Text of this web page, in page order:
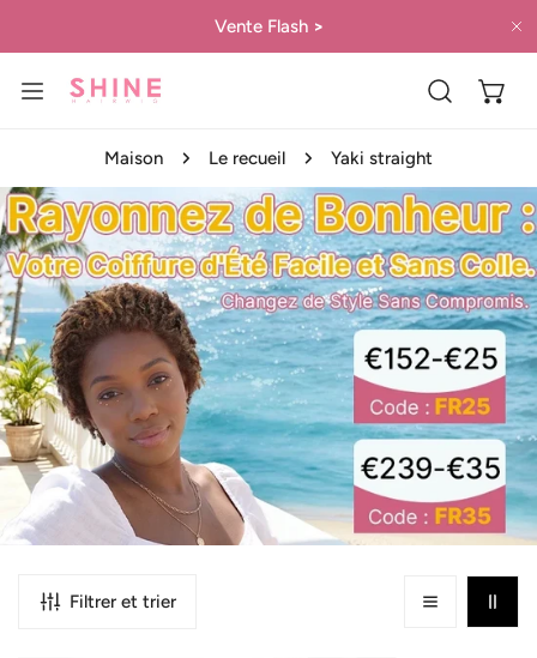
Vente Flash>
Maison Le recueil Yaki straight
Filtrer et trier